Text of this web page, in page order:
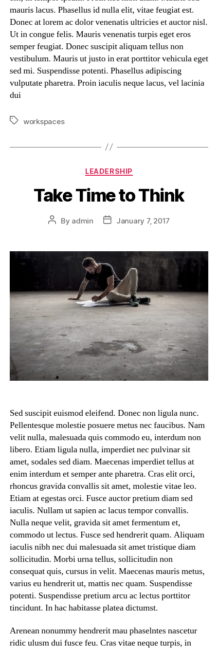
mauris lacus. Phasellus id nulla elit, vitae feugiat est.
Donec at lorem ac dolor venenatis ultricies et auctor nisl.
Ut in congue felis. Mauris venenatis turpis eget eros
semper feugiat. Donec suscipit aliquam tellus non
vestibulum. Mauris ut justo in erat porttitor vehicula eget
sed mi. Suspendisse potenti. Phasellus adipiscing
vulputate pharetra. Proin iaculis neque lacus, vel lacinia
dui
workspaces
LEADERSHIP
Take Time to Think
By admin January 7, 2017
Sed suscipit euismod eleifend. Donec non ligula nunc.
Pellentesque molestie posuere metus nec faucibus. Nam
velit nulla, malesuada quis commodo eu, interdum non
libero. Etiam ligula nulla, imperdiet nec pulvinar sit
amet, sodales sed diam. Maecenas imperdiet tellus at
enim interdum et semper ante pharetra. Cras elit orci,
rhoncus gravida convallis sit amet, molestie vitae leo.
Etiam at egestas orci. Fusce auctor pretium diam sed
iaculis. Nullam ut sapien ac lacus tempor convallis.
Nulla neque velit, gravida sit amet fermentum et,
commodo ut lectus. Fusce sed hendrerit quam. Aliquam
iaculis nibh nec dui malesuada sit amet tristique diam
sollicitudin. Morbi urna tellus, sollicitudin non
consequat quis, cursus in velit. Maecenas mauris metus,
varius eu hendrerit ut, mattis nec quam. Suspendisse
potenti. Suspendisse pretium arcu ac lectus porttitor
tincidunt. In hac habitasse platea dictumst.
Arenean nonummy hendrerit mau phaselntes nascetur
ridic ulusm dui fusce feu. Cras vitae neque turpis, in